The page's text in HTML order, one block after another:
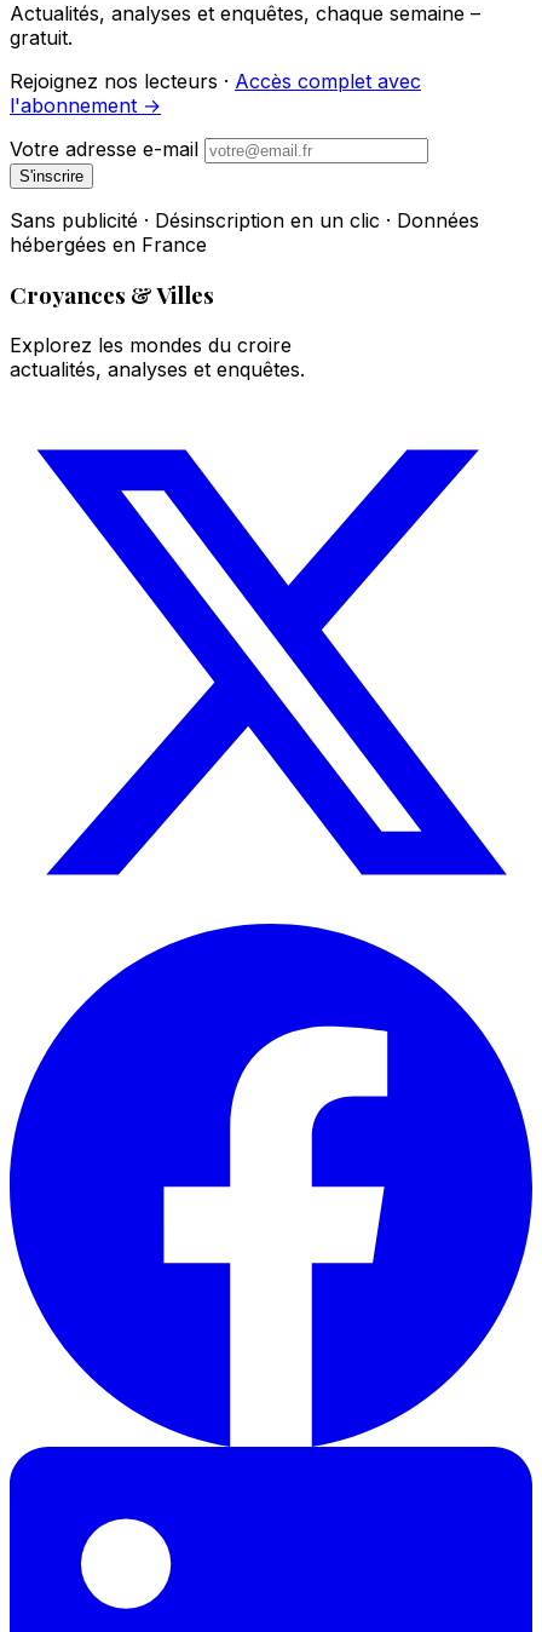
Actualités, analyses et enquêtes, chaque semaine –
gratuit.
Rejoignez nos lecteurs · Accès complet avec
l'abonnement →
Votre adresse e-mail
S'inscrire
Sans publicité · Désinscription en un clic · Données
hébergées en France
Croyances & Villes
Explorez les mondes du croire
actualités, analyses et enquêtes.